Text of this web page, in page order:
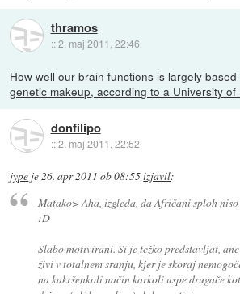
thramos
::2. maj 2011, 22:46
How well our brain functions is largely based
genetic makeup, according to a University
donfilipo
::2. maj 2011, 22:52
jype je26. apr 2011 ob 08:55izjavil:
Matako> Aha, izgleda, da Afričani sploh
:D
Slabo motivirani. Si je težko predstavljat,
živi v totalnem sranju, kjer je skoraj
na kakršenkoli način karkoli uspe drugače